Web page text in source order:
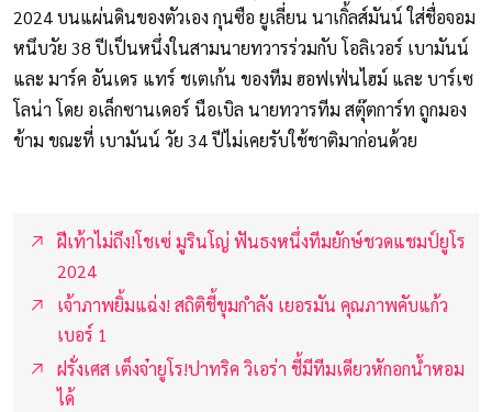
2024 บนแผ่นดินของตัวเอง กุนซือ ยูเลี่ยน นาเกิ้ลส์มันน์ ใส่ชื่อจอม
หนึบวัย 38 ปีเป็นหนึ่งในสามนายทวารร่วมกับ โอลิเวอร์ เบามันน์
และ มาร์ค อันเดร แทร์ ชเตเก้น ของทีม ฮอฟเฟ่นไฮม์ และ บาร์เซ
โลน่า โดย อเล็กซานเดอร์ นือเบิล นายทวารทีม สตุ๊ตการ์ท ถูกมอง
ข้าม ขณะที่ เบามันน์ วัย 34 ปีไม่เคยรับใช้ชาติมาก่อนด้วย
ฝีเท้าไม่ถึง!โชเซ่ มูรินโญ่ ฟันธงหนึ่งทีมยักษ์ชวดแชมป์ยูโร
2024
เจ้าภาพยิ้มแฉ่ง! สถิติชี้ขุมกำลัง เยอรมัน คุณภาพคับแก้ว
เบอร์ 1
ฝรั่งเศส เต็งจ๋ายูโร!ปาทริค วิเอร่า ชี้มีทีมเดียวหักอกน้ำหอม
ได้